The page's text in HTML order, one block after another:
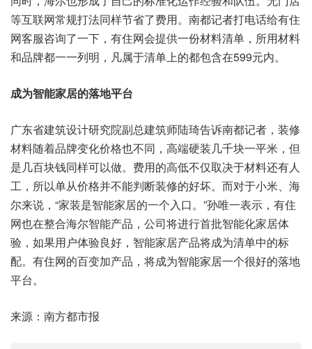
等互联网常规打法同样节省了费用。南都记者打电话给有住
网客服咨询了一下，有住网会提供一份材料清单，所用材料
和品牌都一一列明，凡属于清单上的都包含在599元内。
成为智能家居的落地平台
广东省建筑设计研究院副总建筑师陆琦告诉南都记者，装修
材料随着品牌变化价格也不同，高端硬装几千块一平米，但
是几百块钱同样可以做。费用的高低不仅取决于材料还有人
工，所以单从价格并不能判断装修的好坏。而对于小米、海
尔来说，“家装是智能家居的一个入口。”孙唯一表示，有住
网也在整合海尔智能产品，公司将进行首批智能化家居体
验，如果用户体验良好，智能家居产品将成为清单中的标
配。有住网的百变加产品，将成为智能家居一个很好的落地
平台。
来源：南方都市报